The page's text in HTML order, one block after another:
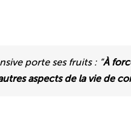
porte ses fruits :“À
aspects de la vie de